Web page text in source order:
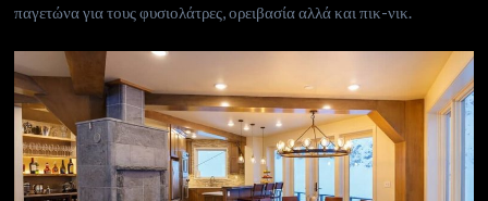
παγετώνα για τους φυσιολάτρες, ορειβασία αλλά και πικ-νικ.